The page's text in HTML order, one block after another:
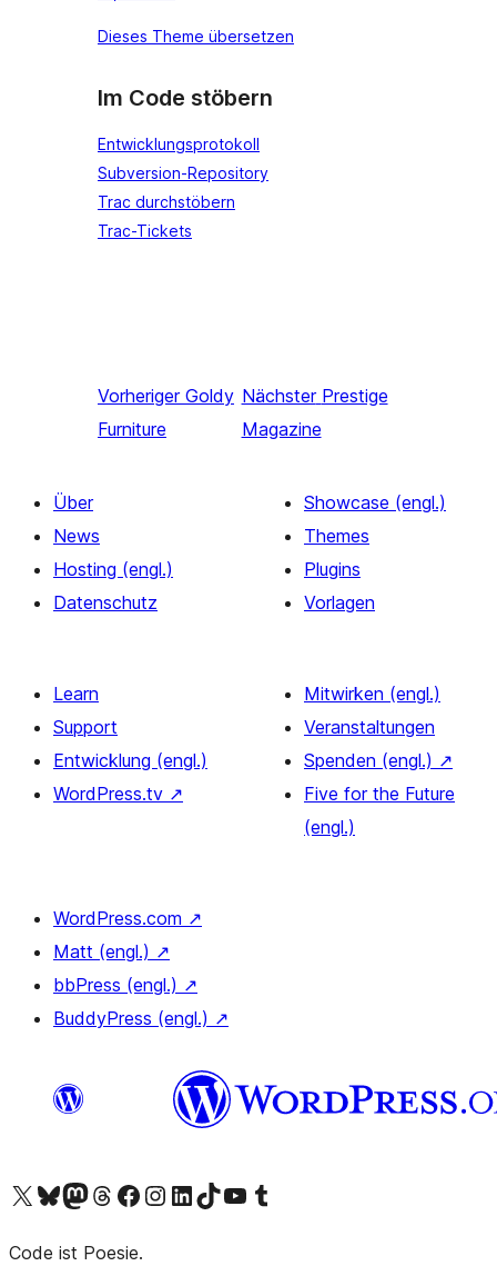
Dieses Theme übersetzen
Im Code stöbern
Entwicklungsprotokoll
Subversion-Repository
Trac durchstöbern
Trac-Tickets
Vorheriger Goldy
Furniture
Nächster Prestige
Magazine
Über
News
Hosting (engl.)
Datenschutz
Showcase (engl.)
Themes
Plugins
Vorlagen
Learn
Support
Entwicklung (engl.)
WordPress.tv ↗
Mitwirken (engl.)
Veranstaltungen
Spenden (engl.) ↗
Five for the Future
(engl.)
WordPress.com ↗
Matt (engl.) ↗
bbPress (engl.) ↗
BuddyPress (engl.) ↗
Unser X-Konto (früher Twitter) besuchen
Unser Bluesky-Konto besuchen
Unser Mastodon-Konto besuchen
Unser Threads-Konto besuchen
Unsere Facebook-Seite besuchen
Unser Instagram-Konto besuchen
Unser LinkedIn-Konto besuchen
Unser TikTok-Konto besuchen
Unseren YouTube-Kanal besuchen
Unser Tumblr-Konto besuchen
Code ist Poesie.